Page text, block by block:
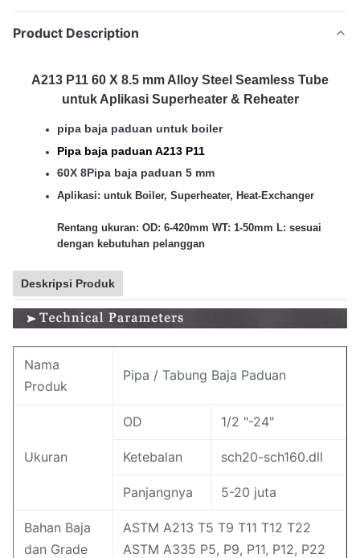
Product Description
A213 P11 60 X 8.5 mm Alloy Steel Seamless Tube
untuk Aplikasi Superheater & Reheater
pipa baja paduan untuk boiler
Pipa baja paduan A213 P11
60X 8Pipa baja paduan 5 mm
Aplikasi: untuk Boiler, Superheater, Heat-Exchanger
Rentang ukuran: OD: 6-420mm WT: 1-50mm L: sesuai
dengan kebutuhan pelanggan
Deskripsi Produk
Nama
Produk
Pipa / Tabung Baja Paduan
Ukuran
OD 1/2 "-24"
Ketebalan sch20-sch160.dll
Panjangnya 5-20 juta
Bahan Baja
dan Grade
ASTM A213 T5 T9 T11 T12 T22
ASTM A335 P5, P9, P11, P12, P22